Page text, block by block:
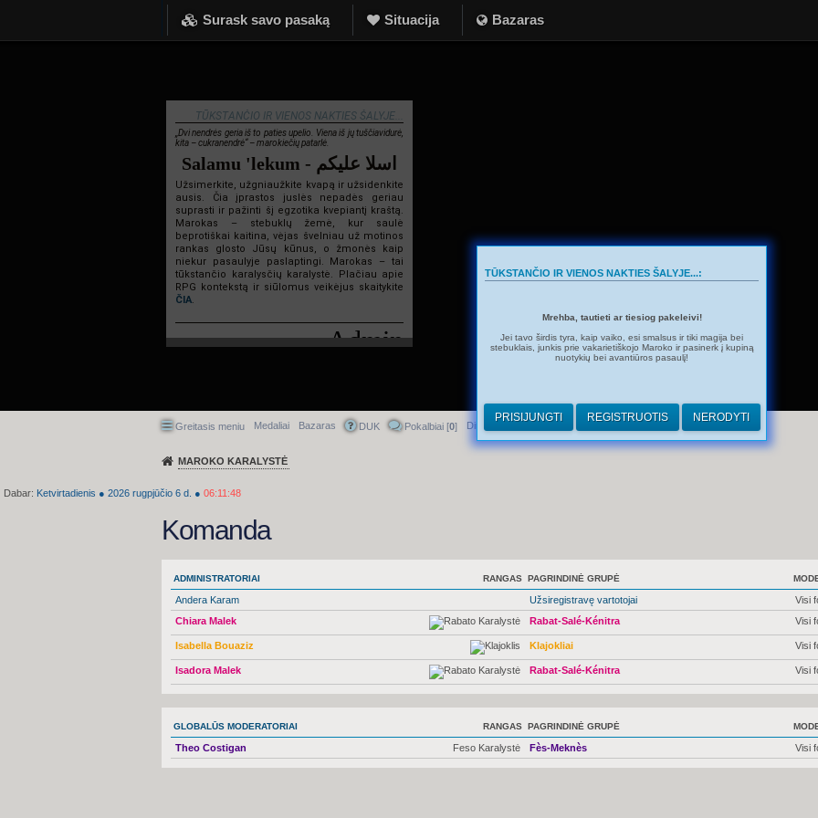
Surask savo pasaką Situacija Bazaras
TŪKSTANČIO IR VIENOS NAKTIES ŠALYJE...
„Dvi nendrės geria iš to paties upelio. Viena iš jų tuščiavidurė,
kita – cukranendrė“ – marokiečių patarlė.
Salamu 'lekum - اسلا عليكم
Užsimerkite, užgniaužkite kvapą ir užsidenkite
ausis. Čia įprastos juslės nepadės geriau
suprasti ir pažinti šį egzotika kvepiantį kraštą.
Marokas – stebuklų žemė, kur saulė
beprotiškai kaitina, vėjas švelniau už motinos
rankas glosto Jūsų kūnus, o žmonės kaip
niekur pasaulyje paslaptingi. Marokas – tai
tūkstančio karalysčių karalystė. Plačiau apie
RPG kontekstą ir siūlomus veikėjus skaitykite
ČIA.
Admin
Greitasis meniu Medaliai Bazaras DUK Pokalbiai [0] Dirhamai
MAROKO KARALYSTĖ
Dabar: Ketvirtadienis ● 2026 rugpjūčio 6 d. ● 06:11:49
TŪKSTANČIO IR VIENOS NAKTIES ŠALYJE...:
Mrehba, tautieti ar tiesiog pakeleivi!
Jei tavo širdis tyra, kaip vaiko, esi smalsus ir tiki magija bei
stebuklais, junkis prie vakarietiškojo Maroko ir pasinerk į kupiną
nuotykių bei avantiūros pasaulį!
PRISIJUNGTI REGISTRUOTIS NERODYTI
Komanda
RANGAS
ADMINISTRATORIAI PAGRINDINĖ GRUPĖ
Andera Karam Užsiregistravę vartotojai
Visi
Chiara Malek
Rabat-Salé-Kénitra Visi
Isabella Bouaziz Klajokliai Visi
Isadora Malek Rabat-Salé-Kénitra Visi
RANGAS
GLOBALŪS MODERATORIAI PAGRINDINĖ GRUPĖ
Feso Karalystė
Theo Costigan Fès-Meknès Visi